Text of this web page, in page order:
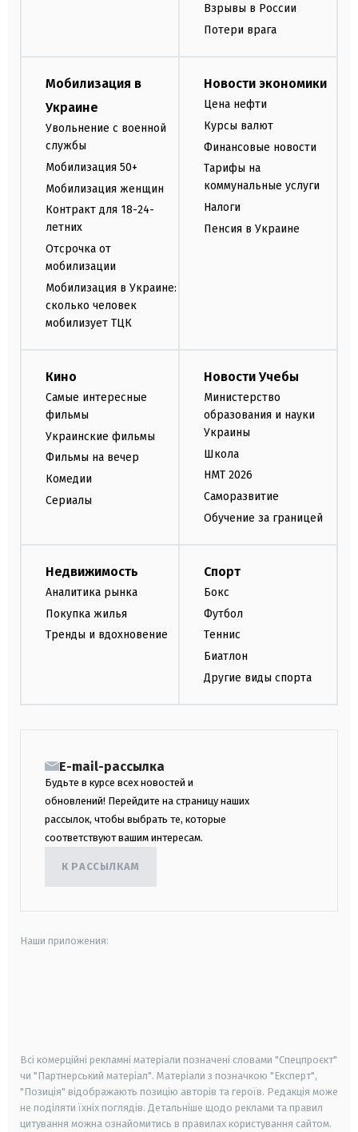
Взрывы в России
Потери врага
Мобилизация в
Украине
Увольнение с военной
службы
Мобилизация 50+
Мобилизация женщин
Контракт для 18-24-
летних
Отсрочка от
мобилизации
Мобилизация в Украине:
сколько человек
мобилизует ТЦК
Новости экономики
Цена нефти
Курсы валют
Финансовые новости
Тарифы на
коммунальные услуги
Налоги
Пенсия в Украине
Кино
Самые интересные
фильмы
Украинские фильмы
Фильмы на вечер
Комедии
Сериалы
Новости Учебы
Министерство
образования и науки
Украины
Школа
НМТ 2026
Саморазвитие
Обучение за границей
Недвижимость
Аналитика рынка
Покупка жилья
Тренды и вдохновение
Спорт
Бокс
Футбол
Теннис
Биатлон
Другие виды спорта
E-mail-рассылка
Будьте в курсе всех новостей и
обновлений! Перейдите на страницу наших
рассылок, чтобы выбрать те, которые
соответствуют вашим интересам.
К РАССЫЛКАМ
Наши приложения:
Всі комерційні рекламні матеріали позначені словами "Спецпроєкт"
чи "Партнерський матеріал". Матеріали з позначкою "Експерт",
"Позиція" відображають позицію авторів та героїв. Редакція може
не поділяти їхніх поглядів. Детальніше щодо реклами та правил
цитування можна ознайомитись в правилах користування сайтом.